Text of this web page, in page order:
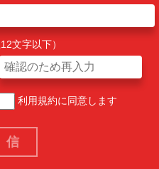
文字以下）
利用規約に同意します